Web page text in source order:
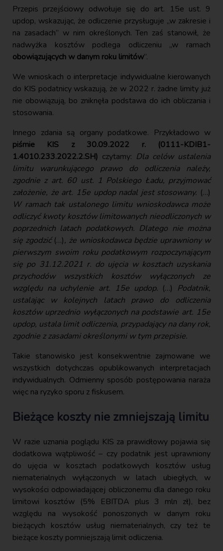
Przepis przejściowy odwołuje się do art. 15e ust. 9
updop, wskazując, że odliczenie przysługuje „w zakresie i
na zasadach” w nim określonych. Ten zaś stanowił, że
nadwyżka kosztów podlega odliczeniu „w ramach
obowiązujących w danym roku limitów”.
We wnioskach o interpretacje indywidualne kierowanych
do KIS podatnicy wskazują, że w 2022 r. żadne limity już
nie obowiązują, bo zniknęła podstawa do ich obliczania i
stosowania.
Innego zdania są organy podatkowe. Przykładowo w
piśmie KIS z 30.09.2022 r. (0111-KDIB1-
1.4010.233.2022.2.SH) czytamy: Dla celów ustalenia
limitu warunkującego prawo do odliczenia należy,
zgodnie z art. 60 ust. 1 Polskiego Ładu, przyjmować
założenie, że art. 15e updop nadal jest stosowany. (…)
W ramach tak ustalonego limitu wnioskodawca może
odliczyć kwoty kosztów limitowanych nieodliczonych w
poprzednich latach podatkowych. Dlatego nie można
się zgodzić (…), że wnioskodawca będzie uprawniony w
pierwszym swoim roku podatkowym rozpoczynającym
się po 31.12.2021 r. do ujęcia w kosztach uzyskania
przychodów wszystkich kosztów wyłączonych ze
względu na uchylenie art. 15e updop. (…) Podatnik,
ustalając w kolejnych latach prawo do odliczenia
kosztów uprzednio wyłączonych na podstawie art. 15e
updop, ustala limit odliczenia, przypadający na dany rok,
zgodnie z zasadami określonymi w tym przepisie.
Takie stanowisko jest konsekwentnie zajmowane we
wszystkich dotychczas opublikowanych interpretacjach
indywidualnych. Odmienny sposób postępowania naraża
więc na ryzyko sporu z fiskusem.
Bieżące koszty nie zmniejszają limitu
W razie uznania poglądu KIS za prawidłowy pojawia się
dodatkowa wątpliwość – czy podatnik jest uprawniony
do ujęcia w kosztach podatkowych kosztów usług
niematerialnych wyłączonych w latach ubiegłych, w
wysokości odpowiadającej obliczonemu dla danego roku
limitowi kosztów (5% EBITDA plus 3 mln zł), bez
względu na wysokość ponoszonych w danym roku
bieżących kosztów usług niematerialnych, czy też te
bieżące koszty pomniejszają limit odliczenia.